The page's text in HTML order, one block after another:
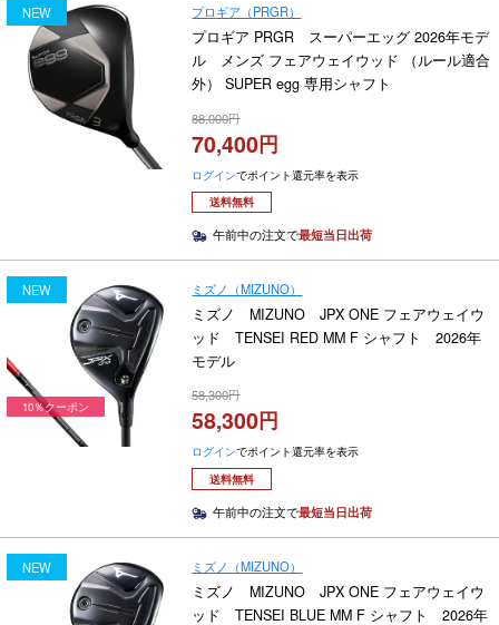
NEW プロギア（PRGR）
プロギア PRGR スーパーエッグ 2026年モデ
ル メンズ フェアウェイウッド （ルール適合
外） SUPER egg 専用シャフト
88,000
70,400
ログインでポイント還元率を表示
送料無料
午前中の注文で最短当日出荷
NEW ミズノ（MIZUNO）
ミズノ MIZUNO JPX ONE フェアウェイウ
ッド TENSEI RED MM F シャフト 2026年
モデル
58,300
58,300
ログインでポイント還元率を表示
送料無料
10％クーポン
午前中の注文で最短当日出荷
NEW ミズノ（MIZUNO）
ミズノ MIZUNO JPX ONE フェアウェイウ
ッド TENSEI BLUE MM F シャフト 2026年